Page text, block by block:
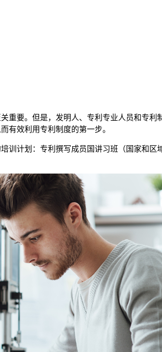
重要。但是，发明人、专利专业人员和专
有效利用专利制度的第一步。
训计划：专利撰写成员国讲习班（国家和